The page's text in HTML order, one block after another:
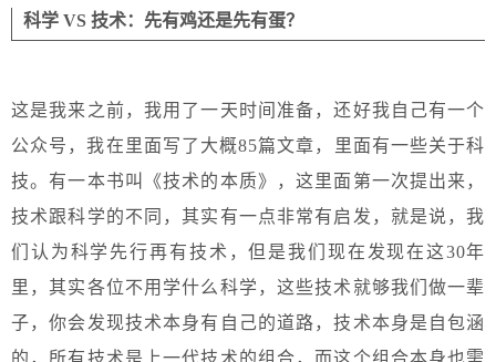
科学 VS 技术：先有鸡还是先有蛋？
这是我来之前，我用了一天时间准备，还好我自己有一个
公众号，我在里面写了大概85篇文章，里面有一些关于科
技。有一本书叫《技术的本质》，这里面第一次提出来，
技术跟科学的不同，其实有一点非常有启发，就是说，我
们认为科学先行再有技术，但是我们现在发现在这30年
里，其实各位不用学什么科学，这些技术就够我们做一辈
子，你会发现技术本身有自己的道路，技术本身是自包涵